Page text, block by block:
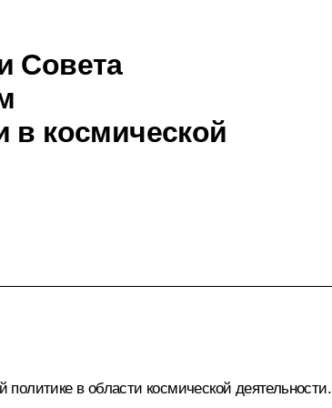
Совета
в космической
политике в области космической деятельности.